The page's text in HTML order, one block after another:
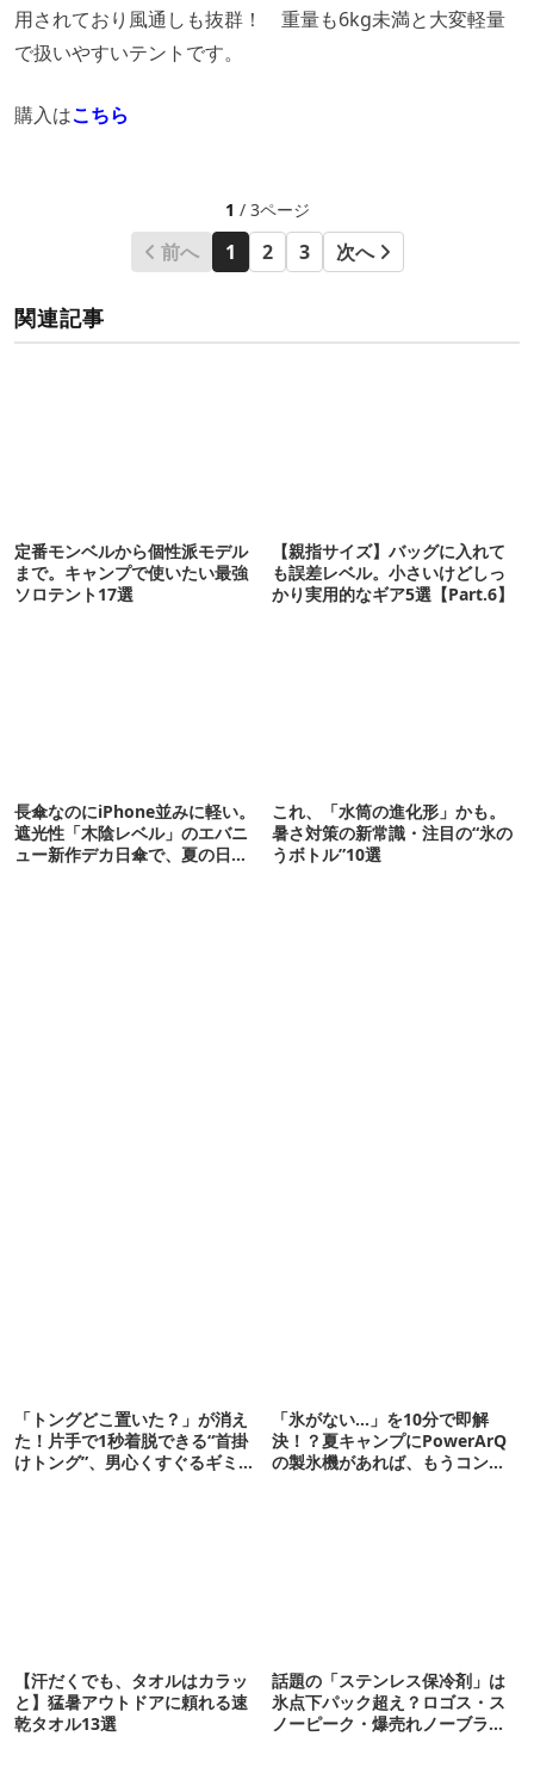
用されており風通しも抜群！ 重量も6kg未満と大変軽量
で扱いやすいテントです。
購入はこちら
1 / 3ページ
前へ 1 2 3 次へ
関連記事
定番モンベルから個性派モデル
まで。キャンプで使いたい最強
ソロテント17選
【親指サイズ】バッグに入れて
も誤差レベル。小さいけどしっ
かり実用的なギア5選【Part.6】
長傘なのにiPhone並みに軽い。
遮光性「木陰レベル」のエバニ
ュー新作デカ日傘で、夏の日焼
これ、「水筒の進化形」かも。
暑さ対策の新常識・注目の“氷の
うボトル”10選
「トングどこ置いた？」が消え
た！片手で1秒着脱できる“首掛
けトング”、男心くすぐるギミッ
「氷がない…」を10分で即解
決！？夏キャンプにPowerArQ
の製氷機があれば、もうコンビ
【汗だくでも、タオルはカラッ
と】猛暑アウトドアに頼れる速
乾タオル13選
話題の「ステンレス保冷剤」は
氷点下パック超え？ロゴス・ス
ノーピーク・爆売れノーブラン